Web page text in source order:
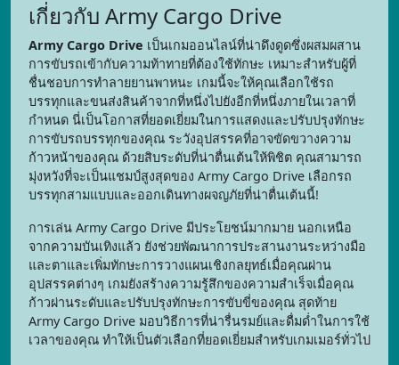
เกี่ยวกับ Army Cargo Drive
Army Cargo Drive เป็นเกมออนไลน์ที่น่าดึงดูดซึ่งผสมผสาน
การขับรถเข้ากับความท้าทายที่ต้องใช้ทักษะ เหมาะสำหรับผู้ที่
ชื่นชอบการทำลายยานพาหนะ เกมนี้จะให้คุณเลือกใช้รถ
บรรทุกและขนส่งสินค้าจากที่หนึ่งไปยังอีกที่หนึ่งภายในเวลาที่
กำหนด นี่เป็นโอกาสที่ยอดเยี่ยมในการแสดงและปรับปรุงทักษะ
การขับรถบรรทุกของคุณ ระวังอุปสรรคที่อาจขัดขวางความ
ก้าวหน้าของคุณ ด้วยสิบระดับที่น่าตื่นเต้นให้พิชิต คุณสามารถ
มุ่งหวังที่จะเป็นแชมป์สูงสุดของ Army Cargo Drive เลือกรถ
บรรทุกสามแบบและออกเดินทางผจญภัยที่น่าตื่นเต้นนี้!
การเล่น Army Cargo Drive มีประโยชน์มากมาย นอกเหนือ
จากความบันเทิงแล้ว ยังช่วยพัฒนาการประสานงานระหว่างมือ
และตาและเพิ่มทักษะการวางแผนเชิงกลยุทธ์เมื่อคุณผ่าน
อุปสรรคต่างๆ เกมยังสร้างความรู้สึกของความสำเร็จเมื่อคุณ
ก้าวผ่านระดับและปรับปรุงทักษะการขับขี่ของคุณ สุดท้าย
Army Cargo Drive มอบวิธีการที่น่ารื่นรมย์และดื่มด่ำในการใช้
เวลาของคุณ ทำให้เป็นตัวเลือกที่ยอดเยี่ยมสำหรับเกมเมอร์ทั่วไป